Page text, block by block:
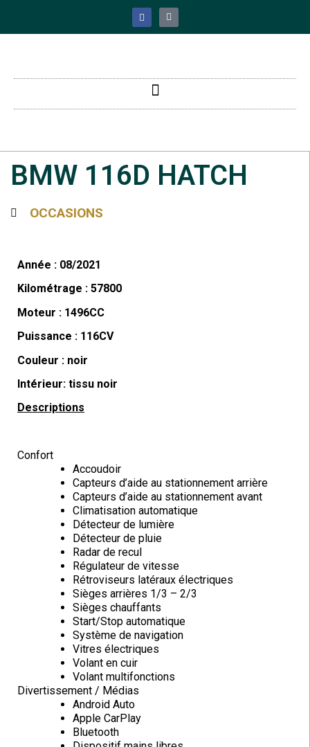
BMW 116D HATCH
OCCASIONS
Année : 08/2021
Kilométrage : 57800
Moteur : 1496CC
Puissance : 116CV
Couleur : noir
Intérieur: tissu noir
Descriptions
Confort
Accoudoir
Capteurs d’aide au stationnement arrière
Capteurs d’aide au stationnement avant
Climatisation automatique
Détecteur de lumière
Détecteur de pluie
Radar de recul
Régulateur de vitesse
Rétroviseurs latéraux électriques
Sièges arrières 1/3 – 2/3
Sièges chauffants
Start/Stop automatique
Système de navigation
Vitres électriques
Volant en cuir
Volant multifonctions
Divertissement / Médias
Android Auto
Apple CarPlay
Bluetooth